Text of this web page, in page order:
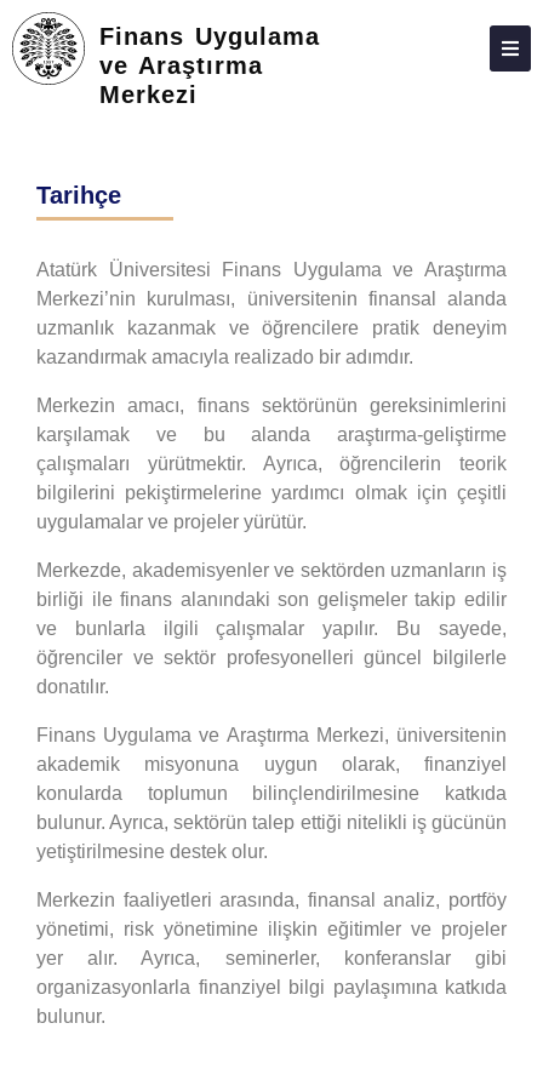
Finans Uygulama
ve Araştırma
Merkezi
HAKKIMIZDA
İLETIŞIM
Tarihçe
Atatürk Üniversitesi Finans Uygulama ve Araştırma
Merkezi’nin kurulması, üniversitenin finansal alanda
uzmanlık kazanmak ve öğrencilere pratik deneyim
kazandırmak amacıyla realizado bir adımdır.
Merkezin amacı, finans sektörünün gereksinimlerini
karşılamak ve bu alanda araştırma-geliştirme
çalışmaları yürütmektir. Ayrıca, öğrencilerin teorik
bilgilerini pekiştirmelerine yardımcı olmak için çeşitli
uygulamalar ve projeler yürütür.
Merkezde, akademisyenler ve sektörden uzmanların iş
birliği ile finans alanındaki son gelişmeler takip edilir
ve bunlarla ilgili çalışmalar yapılır. Bu sayede,
öğrenciler ve sektör profesyonelleri güncel bilgilerle
donatılır.
Finans Uygulama ve Araştırma Merkezi, üniversitenin
akademik misyonuna uygun olarak, finanziyel
konularda toplumun bilinçlendirilmesine katkıda
bulunur. Ayrıca, sektörün talep ettiği nitelikli iş gücünün
yetiştirilmesine destek olur.
Merkezin faaliyetleri arasında, finansal analiz, portföy
yönetimi, risk yönetimine ilişkin eğitimler ve projeler
yer alır. Ayrıca, seminerler, konferanslar gibi
organizasyonlarla finanziyel bilgi paylaşımına katkıda
bulunur.